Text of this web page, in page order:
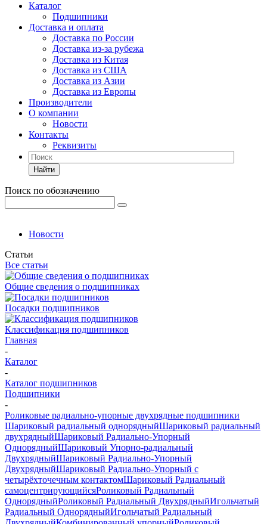
Каталог
Подшипники
Доставка и оплата
Доставка по России
Доставка из-за рубежа
Доставка из Китая
Доставка из США
Доставка из Азии
Доставка из Европы
Производители
О компании
Новости
Контакты
Реквизиты
Найти
Поиск по обозначению
Новости
Статьи
Все статьи
Общие сведения о подшипниках
Посадки подшипников
Классификация подшипников
Главная
-
Каталог
-
Каталог подшипников
Подшипники
-
Роликовые радиально-упорные двухрядные подшипники
Шариковый радиальный однорядныйШариковый радиальный
двухрядныйШариковый Радиально-Упорный
ОднорядныйШариковый Упорно-радиальный
ДвухрядныйШариковый Радиально-Упорный
ДвухрядныйШариковый Радиально-Упорный с
четырёхточечным контактомШариковый Радиальный
самоцентрирующийсяРоликовый Радиальный
ОднорядныйРоликовый Радиальный ДвухрядныйИгольчатый
Радиальный ОднорядныйИгольчатый Радиальный